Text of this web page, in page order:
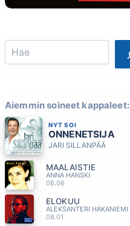
Search
Aiemmin soineet kappaleet:
NYT SOI
ONNENETSIJA
JARI SILLANPÄÄ
MAALAISTIE
ANNA HANSKI
08.06
ELOKUU
ALEKSANTERI HAKANIEMI
08.01